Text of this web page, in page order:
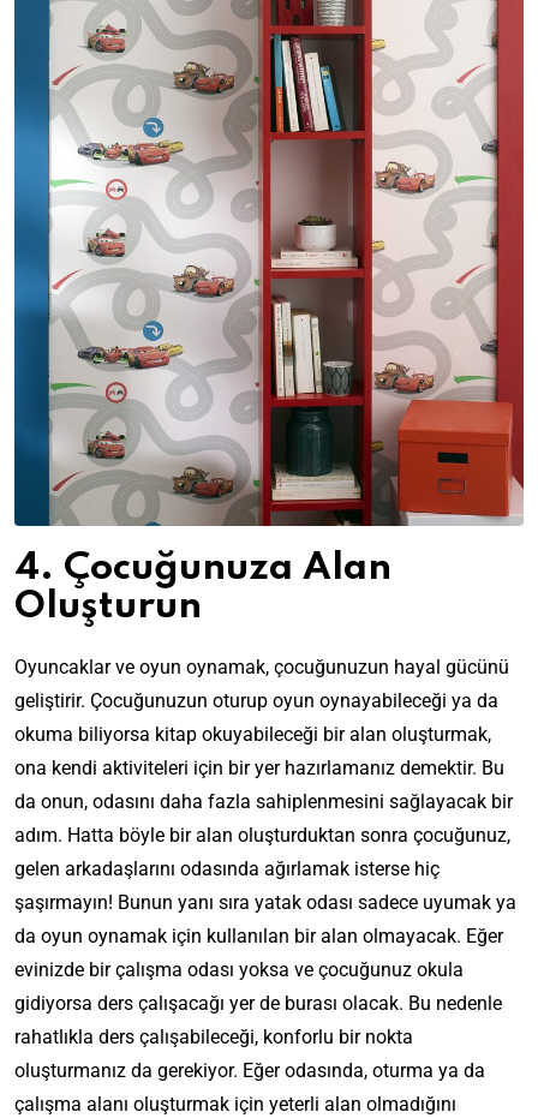
4. Çocuğunuza Alan
Oluşturun
Oyuncaklar ve oyun oynamak, çocuğunuzun hayal gücünü
geliştirir. Çocuğunuzun oturup oyun oynayabileceği ya da
okuma biliyorsa kitap okuyabileceği bir alan oluşturmak,
ona kendi aktiviteleri için bir yer hazırlamanız demektir. Bu
da onun, odasını daha fazla sahiplenmesini sağlayacak bir
adım. Hatta böyle bir alan oluşturduktan sonra çocuğunuz,
gelen arkadaşlarını odasında ağırlamak isterse hiç
şaşırmayın! Bunun yanı sıra yatak odası sadece uyumak ya
da oyun oynamak için kullanılan bir alan olmayacak. Eğer
evinizde bir çalışma odası yoksa ve çocuğunuz okula
gidiyorsa ders çalışacağı yer de burası olacak. Bu nedenle
rahatlıkla ders çalışabileceği, konforlu bir nokta
oluşturmanız da gerekiyor. Eğer odasında, oturma ya da
çalışma alanı oluşturmak için yeterli alan olmadığını